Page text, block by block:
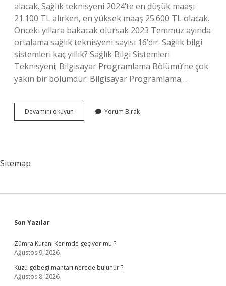
alacak. Sağlık teknisyeni 2024’te en düşük maaşı
21.100 TL alırken, en yüksek maaş 25.600 TL olacak.
Önceki yıllara bakacak olursak 2023 Temmuz ayında
ortalama sağlık teknisyeni sayısı 16’dır. Sağlık bilgi
sistemleri kaç yıllık? Sağlık Bilgi Sistemleri
Teknisyeni; Bilgisayar Programlama Bölümü’ne çok
yakın bir bölümdür. Bilgisayar Programlama…
Devamını okuyun
Bilgi
Yorum Bırak
Sitemap
Sidebar
Son Yazılar
Zümra Kuranı Kerimde geçiyor mu ?
Ağustos 9, 2026
Kuzu göbegi mantarı nerede bulunur ?
Ağustos 8, 2026